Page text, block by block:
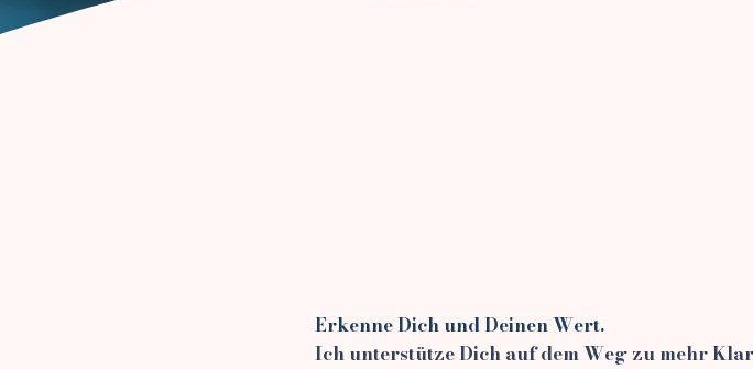
Erkenne Dich und Deinen Wert.
Ich unterstütze Dich auf dem Weg zu mehr